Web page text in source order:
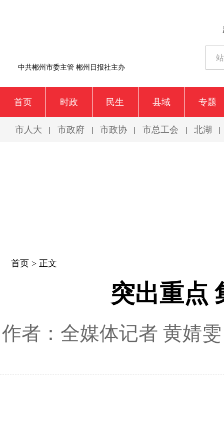
中共郴州市委主管 郴州日报社主办
首页 时政 民生 县域 专题
市人大 | 市政府 | 市政协 | 市总工会 | 北湖 |
首页 > 正文
突出重点
作者：全媒体记者 黄婧雯